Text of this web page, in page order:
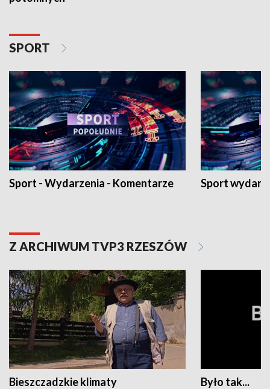
SPORT
Sport - Wydarzenia - Komentarze Sport
Z ARCHIWUM TVP3 RZESZÓW
Bieszczadzkie klimaty Było tak...